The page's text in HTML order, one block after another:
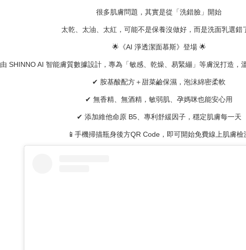
很多肌膚問題，其實是從「洗錯臉」開始
太乾、太油、太紅，可能不是保養沒做好，而是洗面乳選錯
🌟《AI 淨透潔面慕斯》登場 🌟
由 SHINNO AI 智能膚質數據設計，專為「敏感、乾燥、易緊繃」等膚況打造，
✔ 胺基酸配方＋甜菜鹼保濕，泡沫綿密柔軟
✔ 無香精、無酒精，敏弱肌、孕媽咪也能安心用
✔ 添加維他命原 B5、專利舒緩因子，穩定肌膚每一天
📱手機掃描瓶身後方QR Code，即可開始免費線上肌膚檢